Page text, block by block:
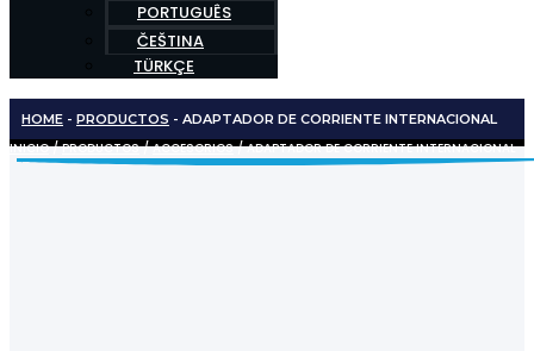
PORTUGUÊS
ČEŠTINA
TÜRKÇE
HOME - PRODUCTOS - ADAPTADOR DE CORRIENTE INTERNACIONAL
INICIO/PRODUCTOS/ACCESORIOS/ ADAPTADOR DE CORRIENTE INTERNACIONAL